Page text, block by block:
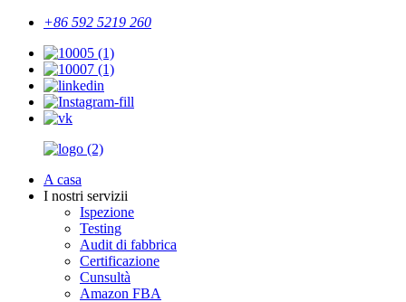
+86 592 5219 260
A casa
I nostri servizii
Ispezione
Testing
Audit di fabbrica
Certificazione
Cunsultà
Amazon FBA